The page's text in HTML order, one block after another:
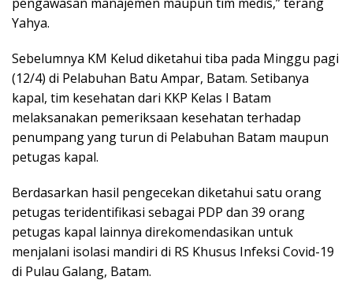
Yahya.
Sebelumnya KM Kelud diketahui tiba pada Minggu pagi
(12/4) di Pelabuhan Batu Ampar, Batam. Setibanya
kapal, tim kesehatan dari KKP Kelas I Batam
melaksanakan pemeriksaan kesehatan terhadap
penumpang yang turun di Pelabuhan Batam maupun
petugas kapal.
Berdasarkan hasil pengecekan diketahui satu orang
petugas teridentifikasi sebagai PDP dan 39 orang
petugas kapal lainnya direkomendasikan untuk
menjalani isolasi mandiri di RS Khusus Infeksi Covid-19
di Pulau Galang, Batam.